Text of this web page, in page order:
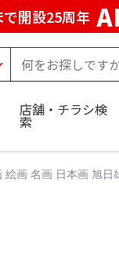
で開設25周年
店舗・チラシ検
索
絵画 名画 日本画 旭日